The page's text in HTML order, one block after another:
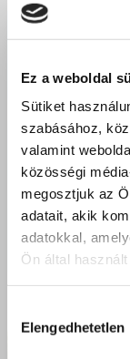
Ez a weboldal
Sütiket
szabásához,
valamint
közösségi
megosztjuk az
adatait, akik
adatokkal,
Ön által
kiválasztása
Elengedhetetlen